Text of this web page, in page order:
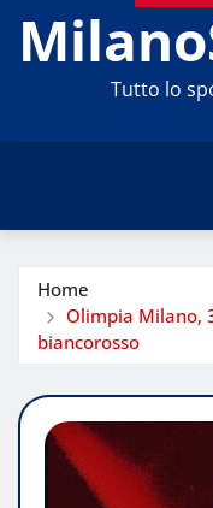
Tutto lo
Home
Olimpia Milano,
biancorosso